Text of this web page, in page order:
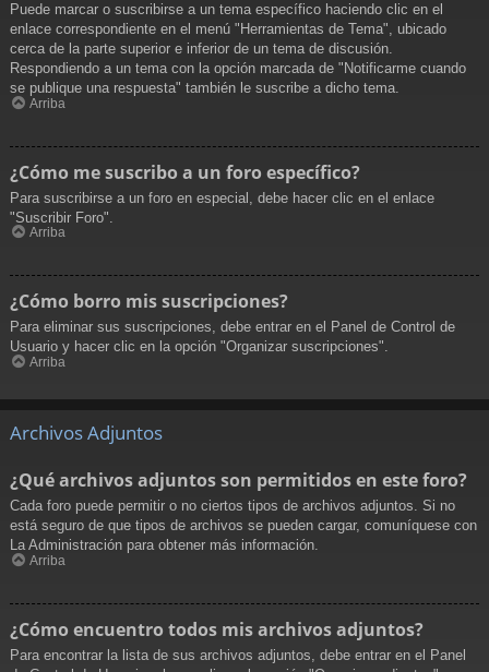
Puede marcar o suscribirse a un tema específico haciendo clic en el
enlace correspondiente en el menú "Herramientas de Tema", ubicado
cerca de la parte superior e inferior de un tema de discusión.
Respondiendo a un tema con la opción marcada de "Notificarme cuando
se publique una respuesta" también le suscribe a dicho tema.
Arriba
¿Cómo me suscribo a un foro específico?
Para suscribirse a un foro en especial, debe hacer clic en el enlace
"Suscribir Foro".
Arriba
¿Cómo borro mis suscripciones?
Para eliminar sus suscripciones, debe entrar en el Panel de Control de
Usuario y hacer clic en la opción "Organizar suscripciones".
Arriba
Archivos Adjuntos
¿Qué archivos adjuntos son permitidos en este foro?
Cada foro puede permitir o no ciertos tipos de archivos adjuntos. Si no
está seguro de que tipos de archivos se pueden cargar, comuníquese con
La Administración para obtener más información.
Arriba
¿Cómo encuentro todos mis archivos adjuntos?
Para encontrar la lista de sus archivos adjuntos, debe entrar en el Panel